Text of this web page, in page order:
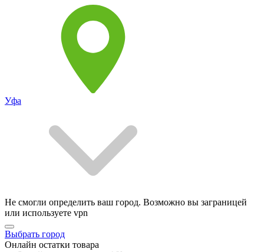
Уфа
Не смогли определить ваш город. Возможно вы заграницей
или используете vpn
Выбрать город
Онлайн остатки товара